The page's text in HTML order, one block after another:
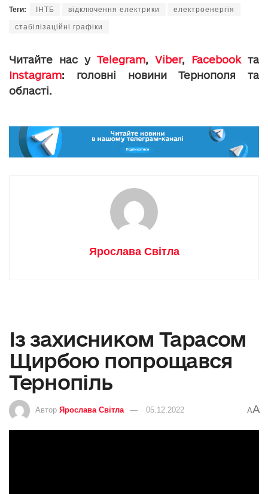
Теги: ІНТБ відключення електрики електроенергія
стабілізаційні графіки
Читайте нас у Telegram, Viber, Facebookта
Instagram: головні новини Тернополя та
області.
Ярослава Світла
Із захисником Тарасом
Щирбою попрощався
Тернопіль
Автор Ярослава Світла 05.12.2022 AA